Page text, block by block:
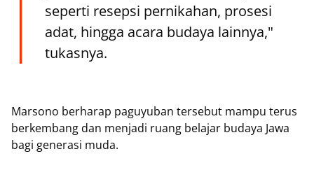
seperti resepsi pernikahan, prosesi
adat, hingga acara budaya lainnya,"
tukasnya.
‎Marsono berharap paguyuban tersebut mampu terus
berkembang dan menjadi ruang belajar budaya Jawa
bagi generasi muda.